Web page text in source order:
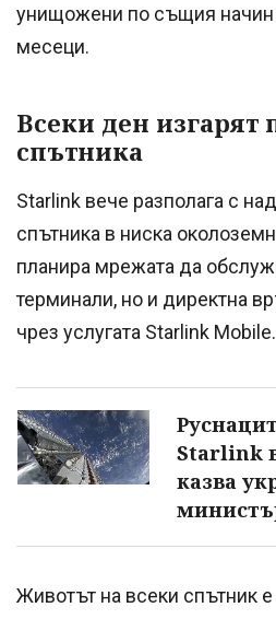
унищожени по същия
месеци.
Всеки ден изгарят
спътника
Starlink вече разполага с
спътника в ниска
планира мрежата да
терминали, но и директна
чрез услугата Starlink Mobile.
Starlink
казва
Животът на всеки спътник